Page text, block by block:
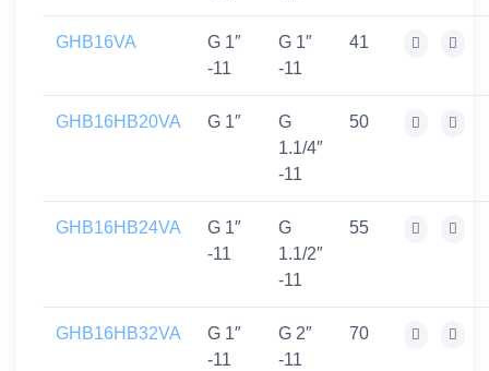
GHB16VA
G 1″
-11
G 1″
-11
41
GHB16HB20VA G 1″
G
1.1/4″
-11
50
GHB16HB24VA
G 1″
-11
G
1.1/2″
-11
55
GHB16HB32VA
G 1″
-11
G 2″
-11
70